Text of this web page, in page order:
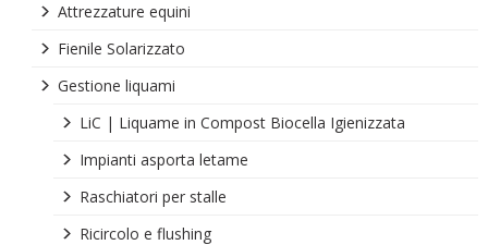
Attrezzature equini
Fienile Solarizzato
Gestione liquami
LiC | Liquame in Compost Biocella Igienizzata
Impianti asporta letame
Raschiatori per stalle
Ricircolo e flushing